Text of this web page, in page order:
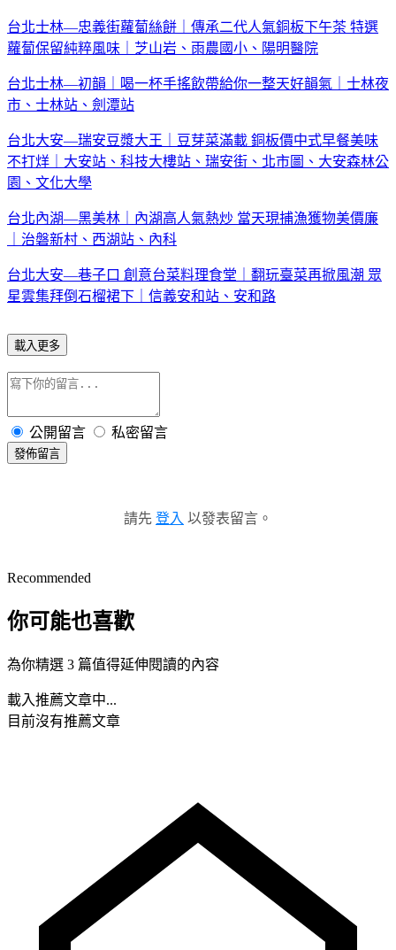
台北士林—忠義街蘿蔔絲餅｜傳承二代人氣銅板下午茶 特選
蘿蔔保留純粹風味｜芝山岩、雨農國小、陽明醫院
台北士林—初韻｜喝一杯手搖飲帶給你一整天好韻氣｜士林夜
市、士林站、劍潭站
台北大安—瑞安豆漿大王｜豆芽菜滿載 銅板價中式早餐美味
不打烊｜大安站、科技大樓站、瑞安街、北市圖、大安森林公
園、文化大學
台北內湖—黑美林｜內湖高人氣熱炒 當天現捕漁獲物美價廉
｜治磐新村、西湖站、內科
台北大安—巷子口 創意台菜料理食堂｜翻玩臺菜再掀風潮 眾
星雲集拜倒石榴裙下｜信義安和站、安和路
載入更多
公開留言 私密留言
發佈留言
請先 登入 以發表留言。
Recommended
你可能也喜歡
為你精選 3 篇值得延伸閱讀的內容
載入推薦文章中...
目前沒有推薦文章